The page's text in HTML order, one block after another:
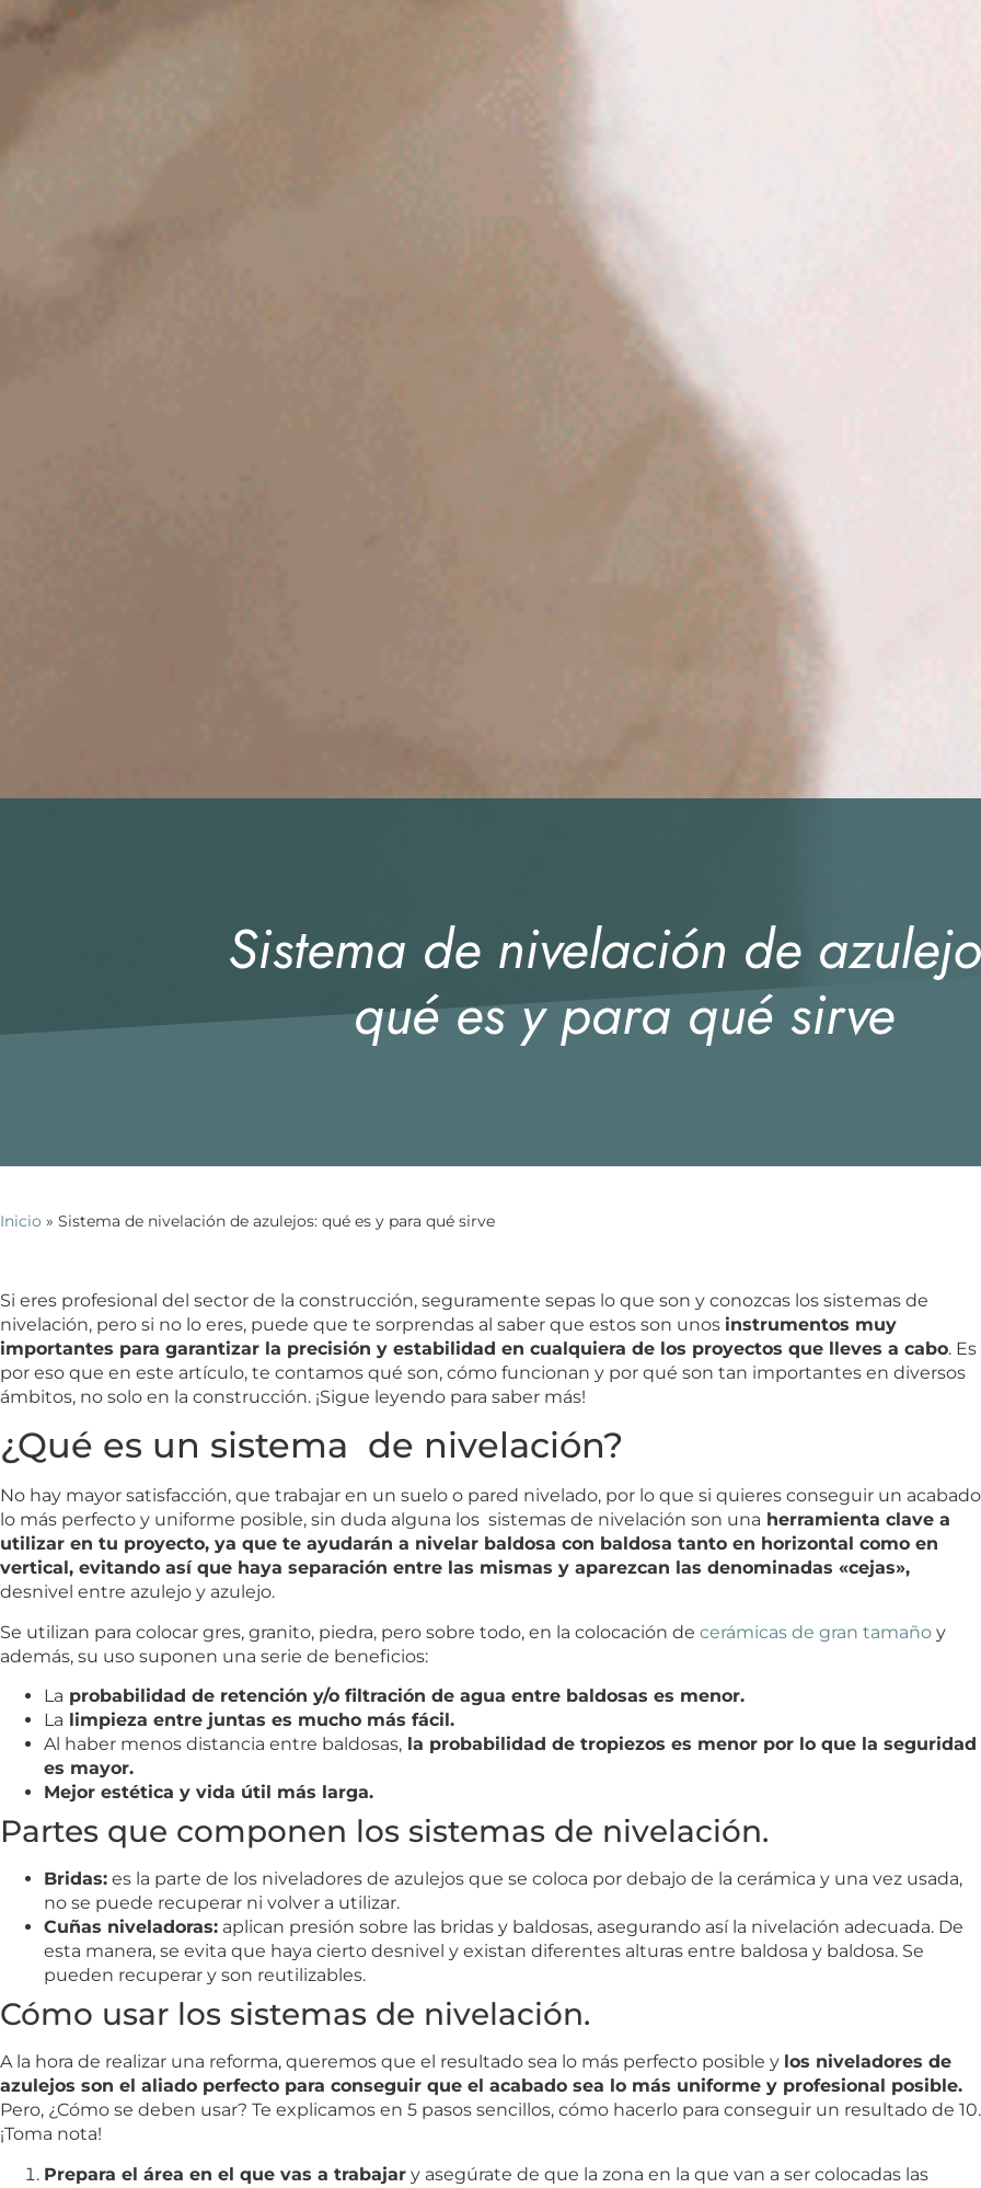
Sistema de nivelación de
qué es y para qué sirve
Inicio » Sistema de nivelación de azulejos: qué es y para qué sirve
Si eres profesional del sector de la construcción, seguramente sepas lo que son y conozcas los sistemas de
nivelación, pero si no lo eres, puede que te sorprendas al saber que estos son unos instrumentos muy
importantes para garantizar la precisión y estabilidad en cualquiera de los proyectos que lleves a cabo. Es
por eso que en este artículo, te contamos qué son, cómo funcionan y por qué son tan importantes en diversos
ámbitos, no solo en la construcción. ¡Sigue leyendo para saber más!
¿Qué es un sistema de nivelación?
No hay mayor satisfacción, que trabajar en un suelo o pared nivelado, por lo que si quieres conseguir un acabado
lo más perfecto y uniforme posible, sin duda alguna los sistemas de nivelación son una herramienta clave a
utilizar en tu proyecto, ya que te ayudarán a nivelar baldosa con baldosa tanto en horizontal como en
vertical, evitando así que haya separación entre las mismas y aparezcan las denominadas «cejas»,
desnivel entre azulejo y azulejo.
Se utilizan para colocar gres, granito, piedra, pero sobre todo, en la colocación de cerámicas de gran tamaño y
además, su uso suponen una serie de beneficios:
La probabilidad de retención y/o filtración de agua entre baldosas es menor.
La limpieza entre juntas es mucho más fácil.
Al haber menos distancia entre baldosas, la probabilidad de tropiezos es menor por lo que la seguridad
es mayor.
Mejor estética y vida útil más larga.
Partes que componen los sistemas de nivelación.
Bridas: es la parte de los niveladores de azulejos que se coloca por debajo de la cerámica y una vez usada,
no se puede recuperar ni volver a utilizar.
Cuñas niveladoras: aplican presión sobre las bridas y baldosas, asegurando así la nivelación adecuada. De
esta manera, se evita que haya cierto desnivel y existan diferentes alturas entre baldosa y baldosa. Se
pueden recuperar y son reutilizables.
Cómo usar los sistemas de nivelación.
A la hora de realizar una reforma, queremos que el resultado sea lo más perfecto posible y los niveladores de
azulejos son el aliado perfecto para conseguir que el acabado sea lo más uniforme y profesional posible.
Pero, ¿Cómo se deben usar? Te explicamos en 5 pasos sencillos, cómo hacerlo para conseguir un resultado de 10.
¡Toma nota!
Prepara el área en el que vas a trabajar y asegúrate de que la zona en la que van a ser colocadas las